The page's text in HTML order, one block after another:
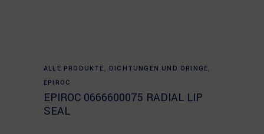
Read more
ALLE PRODUKTE , DICHTUNGEN UND ORINGE,
EPIROC
EPIROC 0666600075 RADIAL LIP
SEAL